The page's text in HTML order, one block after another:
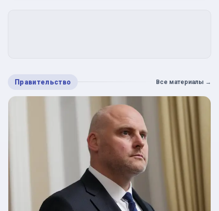
Правительство Все материалы →